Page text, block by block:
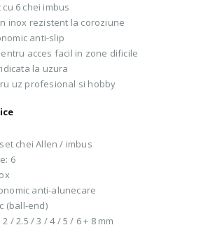
6 chei imbus
inox rezistent la coroziune
anti-slip
acces facil in zone dificile
la uzura
uz profesional si hobby
chei Allen / imbus
6
anti-alunecare
(ball-end)
/ 2.5 / 3 / 4 / 5 / 6 + 8 mm